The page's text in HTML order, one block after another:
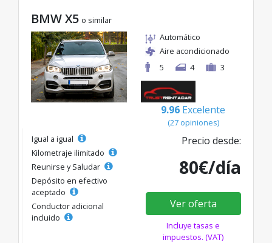
BMW X5 o similar
Automático
Aire acondicionado
5
4 3
9.96 Excelente
(27 opiniones)
Igual a igual
Kilometraje ilimitado
Reunirse y Saludar
Depósito en efectivo
aceptado
Conductor adicional
incluido
Precio desde:
80€/día
Ver oferta
Incluye tasas e
impuestos. (VAT)